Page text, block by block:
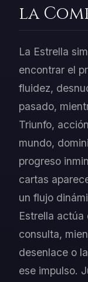
la
La Estrella
encontrar el
fluidez,
pasado,
Triunfo,
mundo,
progreso
cartas
un flujo
Estrella actúa
consulta,
desenlace o
ese impulso.